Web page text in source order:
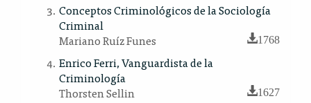
Conceptos Criminológicos de la Sociología
Criminal
Mariano Ruíz Funes
1768
Enrico Ferri, Vanguardista de la
Criminología
Thorsten Sellin
1627